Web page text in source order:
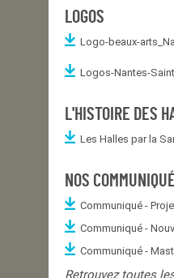
LOGOS
Logo-beaux-
Logos-Nantes-
L'HISTOIRE DES
Les Halles par la
NOS
Communiqué -
Communiqué -
Communiqué -